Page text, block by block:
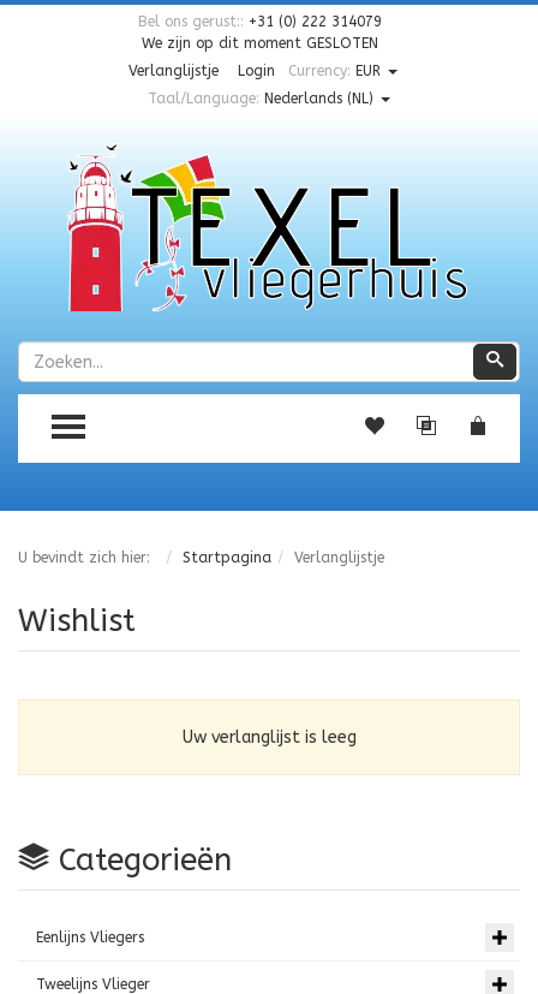
Bel ons gerust:: +31 (0) 222 314079
We zijn op dit moment GESLOTEN
Verlanglijstje
Login Currency: EUR
Taal/Language: Nederlands (NL)
Zoeken
TOGGLE MENU
U bevindt zich hier: Startpagina Verlanglijstje
Wishlist
Uw verlanglijst is leeg
Categorieën
Eenlijns Vliegers
Tweelijns Vlieger